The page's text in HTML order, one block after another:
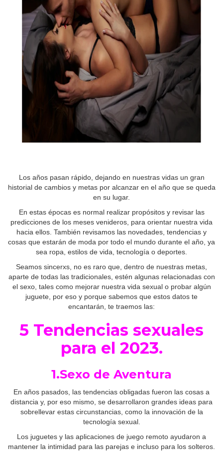
Los años pasan rápido, dejando en nuestras vidas un gran
historial de cambios y metas por alcanzar en el año que se queda
en su lugar.
En estas épocas es normal realizar propósitos y revisar las
predicciones de los meses venideros, para orientar nuestra vida
hacia ellos. También revisamos las novedades, tendencias y
cosas que estarán de moda por todo el mundo durante el año, ya
sea ropa, estilos de vida, tecnología o deportes.
Seamos sincerxs, no es raro que, dentro de nuestras metas,
aparte de todas las tradicionales, estén algunas relacionadas con
el sexo, tales como mejorar nuestra vida sexual o probar algún
juguete, por eso y porque sabemos que estos datos te
encantarán, te traemos las:
5 Tendencias sexuales
para el 2023.
1.Sexo de Aventura
En años pasados, las tendencias obligadas fueron las cosas a
distancia y, por eso mismo, se desarrollaron grandes ideas para
sobrellevar estas circunstancias, como la innovación de la
tecnología sexual.
Los juguetes y las aplicaciones de juego remoto ayudaron a
mantener la intimidad para las parejas e incluso para los solteros.